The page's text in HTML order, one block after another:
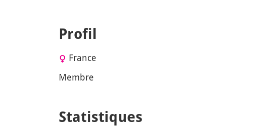
Profil
France
Membre
Statistiques